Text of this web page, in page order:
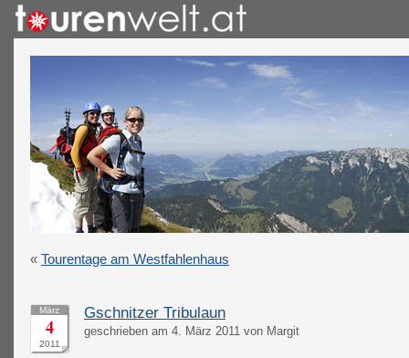
« Tourentage am Westfahlenhaus
März
4
2011
Gschnitzer Tribulaun
geschrieben am 4. März 2011 von Margit